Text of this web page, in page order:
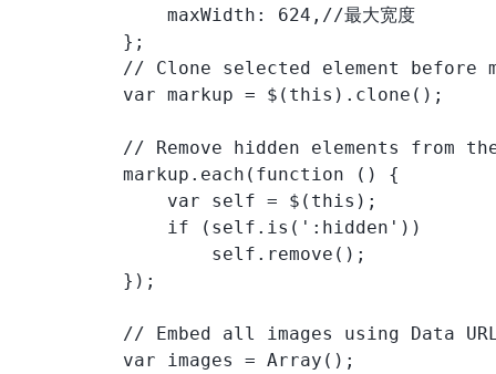
              maxWidth: 624,//最大宽度
          };
// Clone selected element before
          var markup = $(this).clone();
// Remove hidden elements from
          markup.each(function () {
              var self = $(this);
              if (self.is(':hidden'))
                  self.remove();
          });
// Embed all images using Data
          var images = Array();